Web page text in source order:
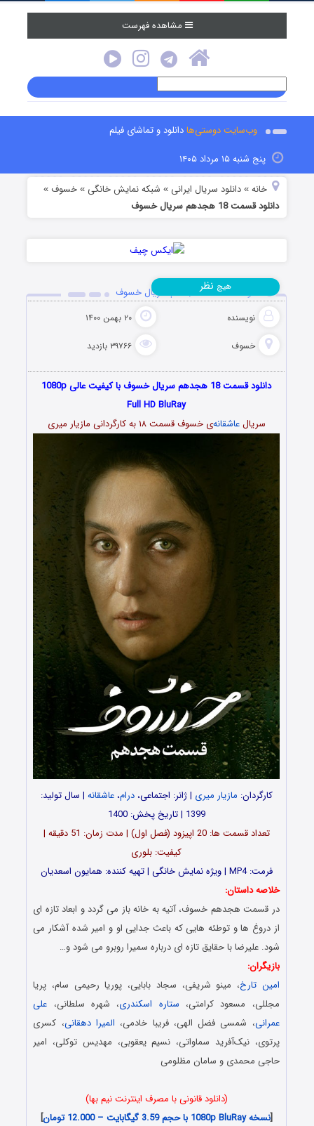
مشاهده فهرست
وب‌سایت دوستی‌هادانلود و تماشای فیلم
پنج شنبه ۱۵ مرداد ۱۴۰۵
خانه »دانلود سریال ایرانی » شبکه نمایش خانگی »خسوف »
دانلود قسمت 18 هجدهم سریال خسوف
دانلود قسمت 18 هجدهم سریال خسوف
نویسنده ۲۰ بهمن ۱۴۰۰
خسوف ۳۹۷۶۶ بازدید
هیچ نظر
دانلود قسمت 18 هجدهم سریال خسوف با کیفیت عالی 1080p
Full HD BluRay
سریالعاشقانه‌ی خسوف قسمت ۱۸ به کارگردانی مازیار میری
کارگردان: مازیار میری | ژانر: اجتماعی،درام،عاشقانه | سال تولید:
1399 | تاریخ پخش: 1400
تعداد قسمت ها: 20 اپیزود (فصل اول) | مدت زمان: 51 دقیقه |
کیفیت: بلوری
فرمت: MP4 | ویژه نمایش خانگی | تهیه کننده: همایون اسعدیان
خلاصه داستان:
در قسمت هجدهم خسوف، آتیه به خانه باز می گردد و ابعاد تازه ای
از دروغ ها و توطئه هایی که باعث جدایی او و امیر شده آشکار می
شود. علیرضا با حقایق تازه ای درباره سمیرا روبرو می شود و…
بازیگران:
امین تارخ، مینو شریفی، سجاد بابایی، پوریا رحیمی سام، پریا
مجللی، مسعود کرامتی، ستاره اسکندری، شهره سلطانی، علی
عمرانی، شمسی فضل الهی، فریبا خادمی، المیرا دهقانی، کسری
پرتوی، نیک‌آفرید سماواتی، نسیم یعقوبی، مهدیس توکلی، امیر
حاجی محمدی و سامان مظلومی
(دانلود قانونی با مصرف اینترنت نیم بها)
[نسخه 1080p BluRay با حجم 3.59 گیگابایت – 12.000 تومان
]